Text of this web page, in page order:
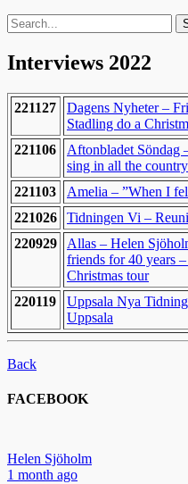
Search
Search
for:
Interviews 2022
221127
Dagens Nyheter –
Stadling do a
221106
Aftonbladet Söndag
sing in all the
221103
Amelia – ”When I
221026
Tidningen Vi –
220929
Allas – Helen
friends for 40 years
Christmas tour
220119
Uppsala Nya
Uppsala
Back
FACEBOOK
Helen Sjöholm
1 month ago